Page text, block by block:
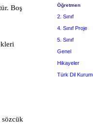
. Boş
sözcük
Öğretmen
2. Sınıf
4. Sınıf Proje
5. Sınıf
Genel
Hikayeler
Türk Dil